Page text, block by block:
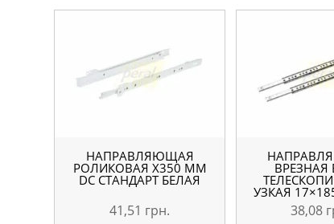
НАПРАВЛЯЮЩАЯ
РОЛИКОВАЯ X350 ММ
DC СТАНДАРТ БЕЛАЯ
41,51 грн.
ВРЕЗНАЯ
УЗКАЯ
38,08